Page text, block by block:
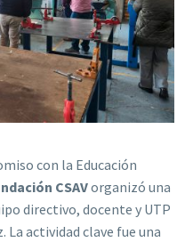
con la Educación
CSAVorganizó una
directivo, docente y UTP
La actividad clave fue una